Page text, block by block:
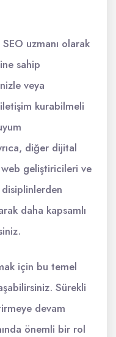
uzmanı olarak
sahip
veya
kurabilmeli
diğer dijital
geliştiricileri ve
disiplinlerden
daha kapsamlı
için bu temel
Sürekli
devam
önemli bir rol